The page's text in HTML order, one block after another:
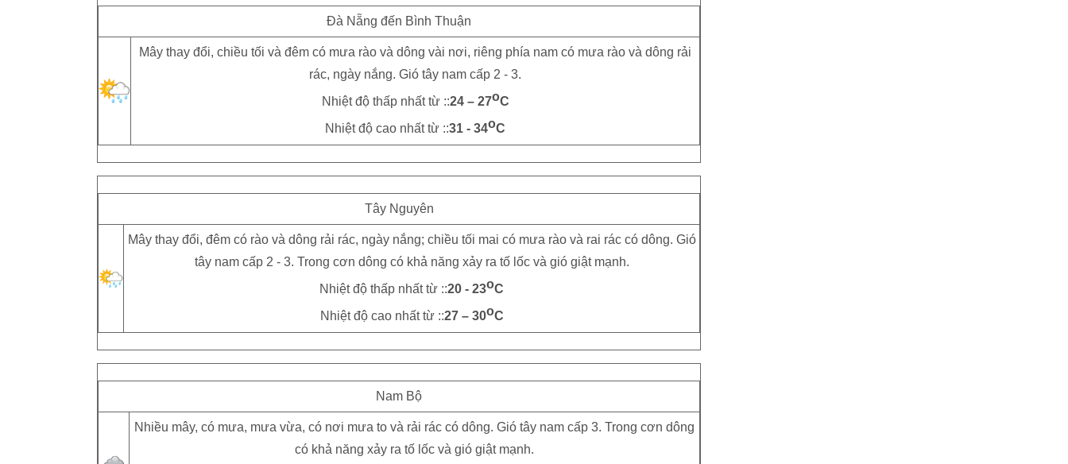
Đà Nẵng đến Bình Thuận
Mây thay đổi, chiều tối và đêm có mưa rào và dông vài nơi, riêng phía nam có mưa rào và dông rải
rác, ngày nắng. Gió tây nam cấp 2 - 3.
Nhiệt độ thấp nhất từ ::24 – 27oC
Nhiệt độ cao nhất từ ::31 - 34oC
Tây Nguyên
Mây thay đổi, đêm có rào và dông rải rác, ngày nắng; chiều tối mai có mưa rào và rai rác có dông. Gió
tây nam cấp 2 - 3. Trong cơn dông có khả năng xảy ra tố lốc và gió giật mạnh.
Nhiệt độ thấp nhất từ ::20 - 23oC
Nhiệt độ cao nhất từ ::27 – 30oC
Nam Bộ
Nhiều mây, có mưa, mưa vừa, có nơi mưa to và rải rác có dông. Gió tây nam cấp 3. Trong cơn dông
có khả năng xảy ra tố lốc và gió giật mạnh.